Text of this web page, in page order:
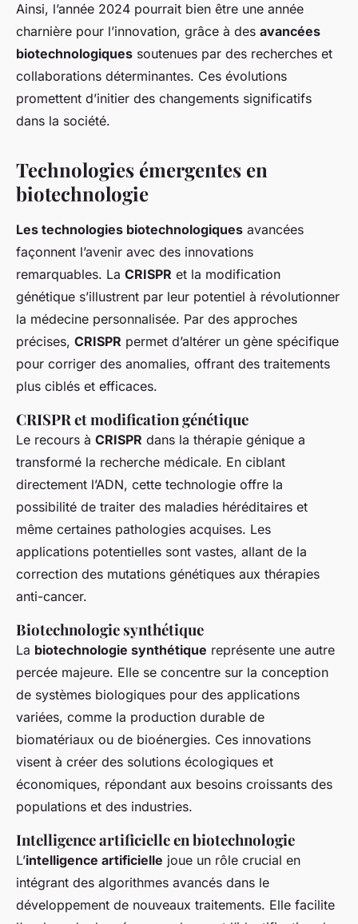
Ainsi, l’année 2024 pourrait bien être une année
charnière pour l’innovation, grâce à des avancées
biotechnologiques soutenues par des recherches et
collaborations déterminantes. Ces évolutions
promettent d’initier des changements significatifs
dans la société.
Technologies émergentes en
biotechnologie
Les technologies biotechnologiques avancées
façonnent l’avenir avec des innovations
remarquables. La CRISPR et la modification
génétique s’illustrent par leur potentiel à révolutionner
la médecine personnalisée. Par des approches
précises, CRISPR permet d’altérer un gène spécifique
pour corriger des anomalies, offrant des traitements
plus ciblés et efficaces.
CRISPR et modification génétique
Le recours à CRISPR dans la thérapie génique a
transformé la recherche médicale. En ciblant
directement l’ADN, cette technologie offre la
possibilité de traiter des maladies héréditaires et
même certaines pathologies acquises. Les
applications potentielles sont vastes, allant de la
correction des mutations génétiques aux thérapies
anti-cancer.
Biotechnologie synthétique
La biotechnologie synthétique représente une autre
percée majeure. Elle se concentre sur la conception
de systèmes biologiques pour des applications
variées, comme la production durable de
biomatériaux ou de bioénergies. Ces innovations
visent à créer des solutions écologiques et
économiques, répondant aux besoins croissants des
populations et des industries.
Intelligence artificielle en biotechnologie
L’intelligence artificielle joue un rôle crucial en
intégrant des algorithmes avancés dans le
développement de nouveaux traitements. Elle facilite